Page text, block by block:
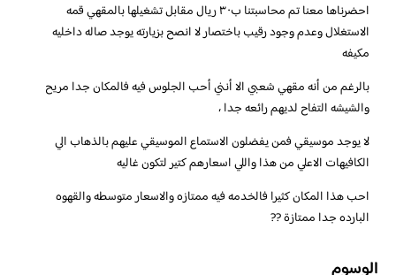
احضرناها معنا تم محاسبتنا ب٣٠ ريال مقابل تشغيلها بالمقهي قمه
الاستغلال وعدم وجود رقيب باختصار لا انصح بزيارته يوجد صاله داخليه
مكيفه
بالرغم من أنه مقهي شعبي الا أنني أحب الجلوس فيه فالمكان جدا مريح
والشيشه التفاح لديهم رائعه جدا ،
لا يوجد موسيقي فمن يفضلون الاستماع الموسيقي عليهم بالذهاب الي
الكافيهات الاعلي من هذا واللي اسعارهم كتير لتكون غاليه
احب هذا المكان كثيرا فالخدمه فيه ممتازه والاسعار متوسطه والقهوه
البارده جدا ممتازة ??